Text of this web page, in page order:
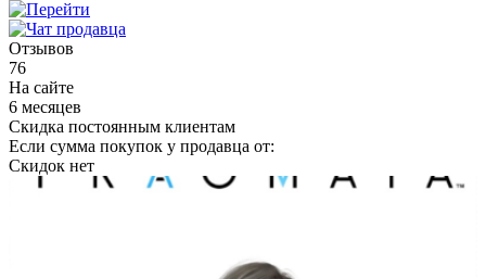
Отзывов
76
На сайте
6 месяцев
Скидка постоянным клиентам
Если сумма покупок у продавца от:
Скидок нет